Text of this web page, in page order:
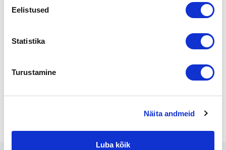
Eelistused
Statistika
Turustamine
Näita andmeid
Luba kõik
Kaupan välitti Suomen Yrityskaupat
jp.asuinmaa@yrityskaupat.net